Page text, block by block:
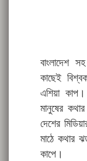
বাংলাদেশ
কাছেই
এশিয়া
মানুষের
দেশের
মাঠে কথার
কাপে।